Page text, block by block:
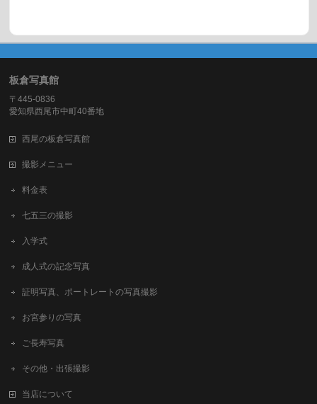
板倉写真館
〒445-0836
愛知県西尾市中町40番地
西尾の板倉写真館
撮影メニュー
料金表
七五三の撮影
入学式
成人式の記念写真
証明写真、ポートレートの写真撮影
お宮参りの写真
ご長寿写真
その他・出張撮影
当店について